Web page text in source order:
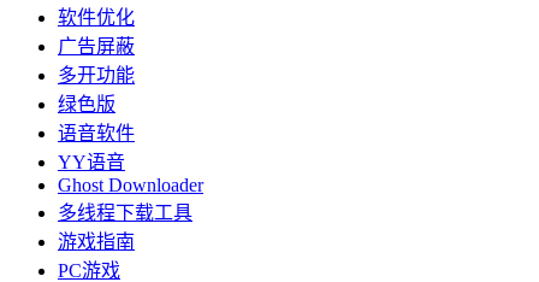
软件优化
广告屏蔽
多开功能
绿色版
语音软件
YY语音
Ghost Downloader
多线程下载工具
游戏指南
PC游戏